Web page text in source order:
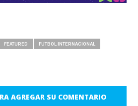
FEATURED FUTBOL INTERNACIONAL
AGREGAR SU COMENTARIO